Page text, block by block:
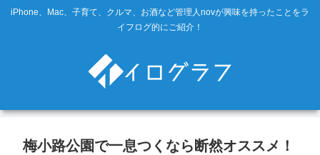
iPhone、Mac、子育て、クルマ、お酒など管理人novが興味を持ったことをラ
イフログ的にご紹介！
梅小路公園で一息つくなら断然オススメ！